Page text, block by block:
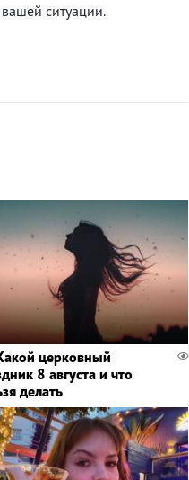
ситуации.
церковный
8 августа и что
делать